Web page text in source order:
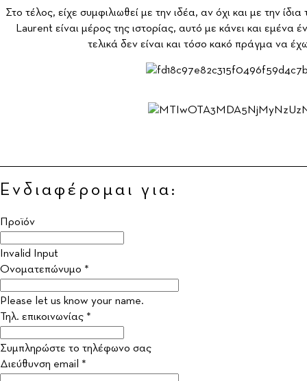
Στο τέλος, είχε συμφιλιωθεί με την ιδέα, αν όχι και με την
Laurent είναι μέρος της ιστορίας, αυτό με κάνει και εμένα
τελικά δεν είναι και τόσο κακό πράγμα να
Ενδιαφέρομαι για:
Προϊόν
Invalid Input
Ονοματεπώνυμο *
Please let us know your name.
Τηλ. επικοινωνίας *
Συμπληρώστε το τηλέφωνο σας
Διεύθυνση email *